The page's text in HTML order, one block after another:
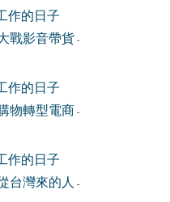
作的日子
戰影音帶貨 -
作的日子
物轉型電商 -
作的日子
台灣來的人
-